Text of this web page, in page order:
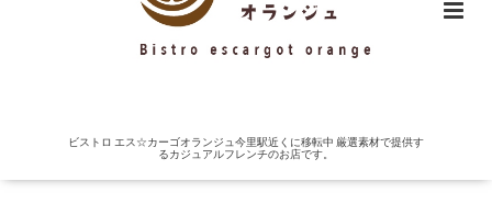
ビストロ エス☆カーゴオランジュ今里駅近くに移転中 厳選素材で提供す
るカジュアルフレンチのお店です。